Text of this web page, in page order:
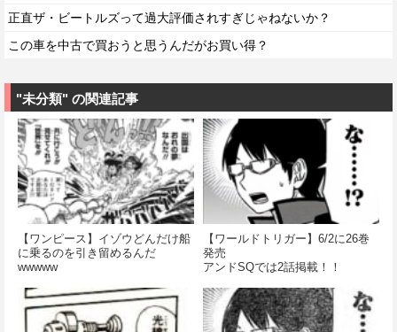
正直ザ・ビートルズって過大評価されすぎじゃねないか？
この車を中古で買おうと思うんだがお買い得？
"未分類" の関連記事
【ワンピース】イゾウどんだけ船
に乗るのを引き留めるんだ
wwwww
【ワールドトリガー】6/2に26巻
発売
アンドSQでは2話掲載！！